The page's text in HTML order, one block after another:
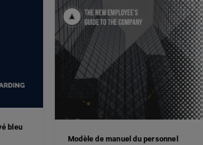
bleu
Modèle de manuel du personnel